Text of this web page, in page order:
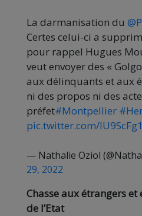
La darmanisation du
Certes celui-ci a
pour rappel Hugues
veut envoyer des «
aux délinquants et aux
ni des propos ni des
préfet#Montpellier
pic.twitter.com/
— Nathalie Oziol
29, 2022
Chasse aux étrangers
de l’Etat